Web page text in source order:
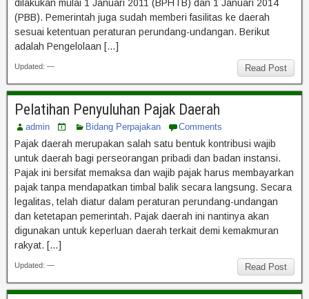
dilakukan mulai 1 Januari 2011 (BPHTB) dan 1 Januari 2014
(PBB). Pemerintah juga sudah memberi fasilitas ke daerah
sesuai ketentuan peraturan perundang-undangan. Berikut
adalah Pengelolaan […]
Read Post
Updated: —
Pelatihan Penyuluhan Pajak Daerah
admin Bidang Perpajakan Comments
Pajak daerah merupakan salah satu bentuk kontribusi wajib
untuk daerah bagi perseorangan pribadi dan badan instansi.
Pajak ini bersifat memaksa dan wajib pajak harus membayarkan
pajak tanpa mendapatkan timbal balik secara langsung. Secara
legalitas, telah diatur dalam peraturan perundang-undangan
dan ketetapan pemerintah. Pajak daerah ini nantinya akan
digunakan untuk keperluan daerah terkait demi kemakmuran
rakyat. […]
Read Post
Updated: —